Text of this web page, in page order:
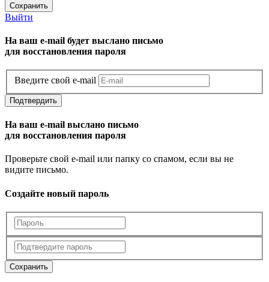
Сохранить
Выйти
На ваш e-mail будет выслано письмо
для восстановления пароля
Введите свой e-mail
Подтвердить
На ваш e-mail выслано письмо
для восстановления пароля
Проверьте свой e-mail или папку со спамом, если вы не
видите письмо.
Создайте новый пароль
Сохранить